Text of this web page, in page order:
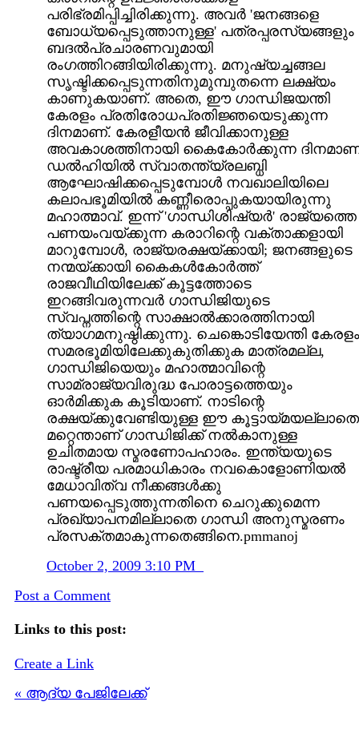
പരിഭ്രമിപ്പിച്ചിരിക്കുന്നു. അവര്‍ 'ജനങ്ങളെ
ബോധ്യപ്പെടുത്താനുള്ള' പത്രപ്പരസ്യങ്ങളും
ബദല്‍പ്രചാരണവുമായി
രംഗത്തിറങ്ങിയിരിക്കുന്നു. മനുഷ്യച്ചങ്ങല
സൃഷ്ടിക്കപ്പെടുന്നതിനുമുമ്പുതന്നെ ലക്ഷ്യം
കാണുകയാണ്. അതെ, ഈ ഗാന്ധിജയന്തി
കേരളം പ്രതിരോധപ്രതിജ്ഞയെടുക്കുന്ന
ദിനമാണ്. കേരളീയന്‍ ജീവിക്കാനുള്ള
അവകാശത്തിനായി കൈകോര്‍ക്കുന്ന
ഡല്‍ഹിയില്‍ സ്വാതന്ത്യ്രലബ്ധി
ആഘോഷിക്കപ്പെടുമ്പോള്‍ നവഖാലിയിലെ
കലാപഭൂമിയില്‍ കണ്ണീരൊപ്പുകയായിരുന്നു
മഹാത്മാവ്. ഇന്ന് 'ഗാന്ധിശിഷ്യര്‍' രാജ്യത്തെ
പണയംവയ്ക്കുന്ന കരാറിന്റെ വക്താക്കളായി
മാറുമ്പോള്‍, രാജ്യരക്ഷയ്ക്കായി; ജനങ്ങളുടെ
നന്മയ്ക്കായി കൈകള്‍കോര്‍ത്ത്
രാജവീഥിയിലേക്ക് കൂട്ടത്തോടെ
ഇറങ്ങിവരുന്നവര്‍ ഗാന്ധിജിയുടെ
സ്വപ്നത്തിന്റെ സാക്ഷാല്‍ക്കാരത്തിനായി
ത്യാഗമനുഷ്ഠിക്കുന്നു. ചെങ്കൊടിയേന്തി കേരളം
സമരഭൂമിയിലേക്കുകുതിക്കുക മാത്രമല്ല,
ഗാന്ധിജിയെയും മഹാത്മാവിന്റെ
സാമ്രാജ്യവിരുദ്ധ പോരാട്ടത്തെയും
ഓര്‍മിക്കുക കൂടിയാണ്. നാടിന്റെ
രക്ഷയ്ക്കുവേണ്ടിയുള്ള ഈ കൂട്ടായ്മയല്ലാതെ
മറ്റെന്താണ് ഗാന്ധിജിക്ക് നല്‍കാനുള്ള
ഉചിതമായ സ്മരണോപഹാരം. ഇന്ത്യയുടെ
രാഷ്ട്രീയ പരമാധികാരം നവകൊളോണിയല്‍
മേധാവിത്വ നീക്കങ്ങള്‍ക്കു
പണയപ്പെടുത്തുന്നതിനെ ചെറുക്കുമെന്ന
പ്രഖ്യാപനമില്ലാതെ ഗാന്ധി അനുസ്മരണം
പ്രസക്തമാകുന്നതെങ്ങിനെ.pmmanoj
October 2, 2009 3:10 PM
Post a Comment
Links to this post:
Create a Link
« ആദ്യ പേജിലേക്ക്